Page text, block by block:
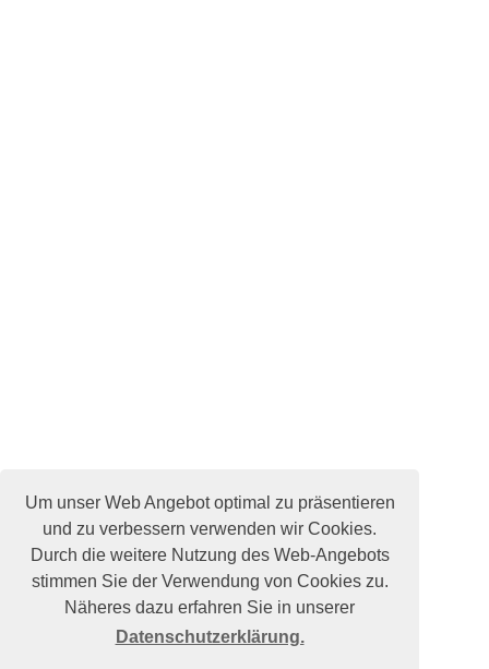
Um unser Web Angebot optimal zu präsentieren
und zu verbessern verwenden wir Cookies.
Durch die weitere Nutzung des Web-Angebots
stimmen Sie der Verwendung von Cookies zu.
Näheres dazu erfahren Sie in unserer
Datenschutzerklärung.